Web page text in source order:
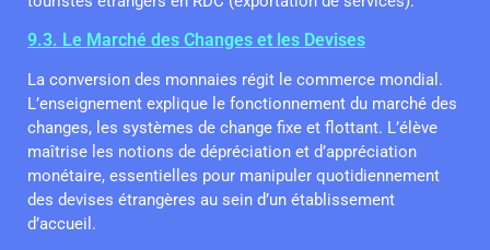
9.3. Le Marché des Changes et les Devises
La conversion des monnaies régit le commerce mondial.
L’enseignement explique le fonctionnement du marché des
changes, les systèmes de change fixe et flottant. L’élève
maîtrise les notions de dépréciation et d’appréciation
monétaire, essentielles pour manipuler quotidiennement
des devises étrangères au sein d’un établissement
d’accueil.